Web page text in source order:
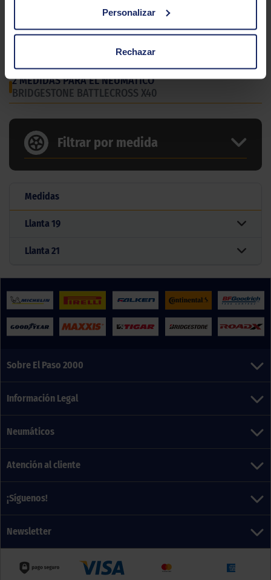
Personalizar
Rechazar
Duro
2 MEDIDAS PARA EL NEUMÁTICO
BRIDGESTONE BATTLECROSS X40
Filtrar por medida
Medidas
Llanta19
Llanta21
Sobre El Paso 2000
Información Legal
Neumáticos
Atención al cliente
¡Síguenos!
Newsletter